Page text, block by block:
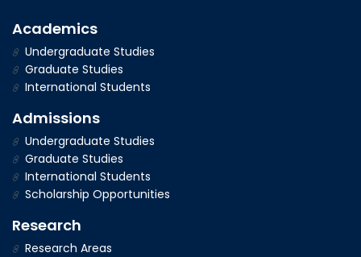
Academics
Undergraduate Studies
Graduate Studies
International Students
Admissions
Undergraduate Studies
Graduate Studies
International Students
Scholarship Opportunities
Research
Research Areas